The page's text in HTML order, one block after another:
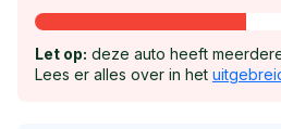
Let op: deze auto heeft
Lees er alles over in het